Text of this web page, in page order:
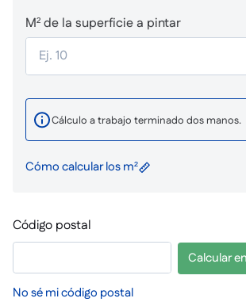
M² de la superficie a pintar
Cálculo a trabajo terminado dos manos.
Cómo calcular los m²
Código postal
No sé mi código postal
Calcular